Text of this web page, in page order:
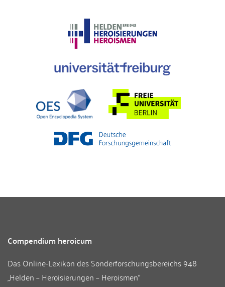
Compendium heroicum
Das Online-Lexikon desSonderforschungsbereichs 948
„Helden – Heroisierungen – Heroismen“